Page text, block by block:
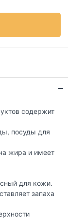
содержит
посуды для
жира и имеет
для кожи.
запаха